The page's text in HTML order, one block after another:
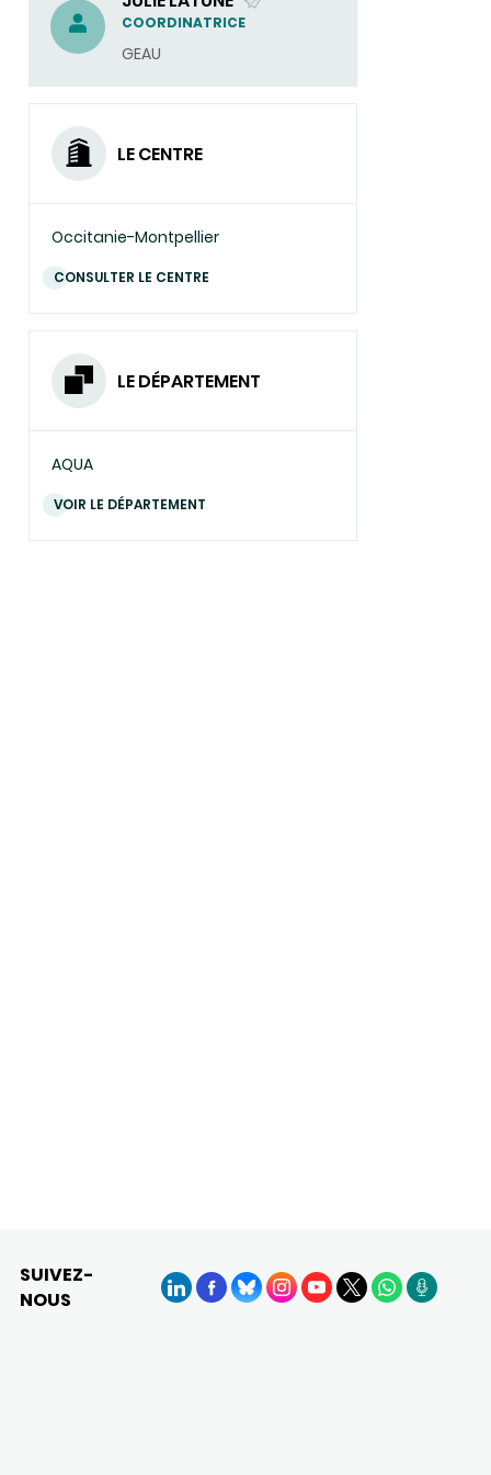
(ENVOYER
UN
COORDINATRICE
GEAU
LE CENTRE
Occitanie-Montpellier
CONSULTER LE CENTRE
LE DÉPARTEMENT
AQUA
VOIR LE DÉPARTEMENT
SUIVEZ-
NOUS
LinkedInFacebook
BlueSkyInstagram
YouTube
X WhatsApp
Podcasts